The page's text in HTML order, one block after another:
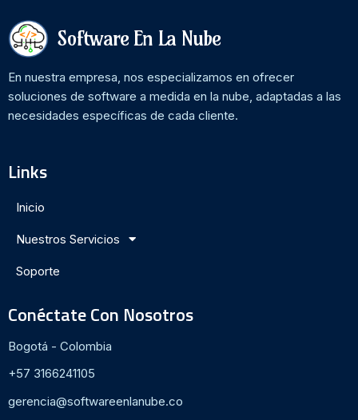
Software En La Nube
En nuestra empresa, nos especializamos en ofrecer
soluciones de software a medida en la nube, adaptadas a las
necesidades específicas de cada cliente.
Links
Inicio
Nuestros Servicios
Soporte
Conéctate Con Nosotros
Bogotá - Colombia
+57 3166241105
gerencia@softwareenlanube.co